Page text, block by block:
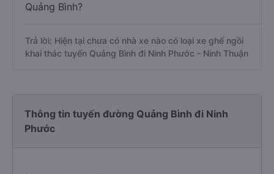
Quảng Bình?
Trả lời: Hiện tại chưa có nhà xe nào có loại xe ghế ngồi
khai thác tuyến Quảng Bình đi Ninh Phước - Ninh Thuận
Thông tin tuyến đường Quảng Bình đi Ninh
Phước